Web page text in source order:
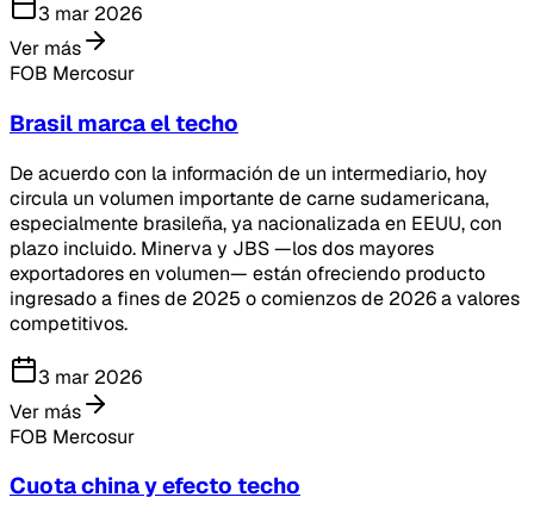
3 mar 2026
Ver más
FOB Mercosur
Brasil marca el techo
De acuerdo con la información de un intermediario, hoy
circula un volumen importante de carne sudamericana,
especialmente brasileña, ya nacionalizada en EEUU, con
plazo incluido. Minerva y JBS —los dos mayores
exportadores en volumen— están ofreciendo producto
ingresado a fines de 2025 o comienzos de 2026 a valores
competitivos.
3 mar 2026
Ver más
FOB Mercosur
Cuota china y efecto techo